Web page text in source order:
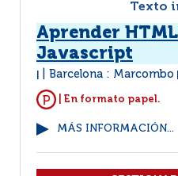
Texto
Aprender
Javascript
Barcelona : Marcombo
| En formato papel.
MÁS INFORMACIÓN...